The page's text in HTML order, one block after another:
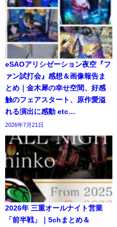
eSAOアリシゼーション夜空『フ
ァン試打会』感想＆画像報告ま
とめ｜金木犀の幸せ空間、好感
触のフェアスタート、原作愛溢
れる演出に感動 etc…
2026年7月21日
2026年 三重オールナイト営業
「前半戦」｜5chまとめ＆